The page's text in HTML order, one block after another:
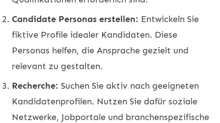
Candidate Personas erstellen: Entwickeln Sie
fiktive Profile idealer Kandidaten. Diese
Personas helfen, die Ansprache gezielt und
relevant zu gestalten.
Recherche: Suchen Sie aktiv nach geeigneten
Kandidatenprofilen. Nutzen Sie dafür soziale
Netzwerke, Jobportale und branchenspezifische